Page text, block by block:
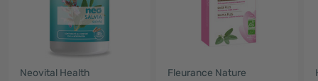
Neovital Health Fleurance Nature